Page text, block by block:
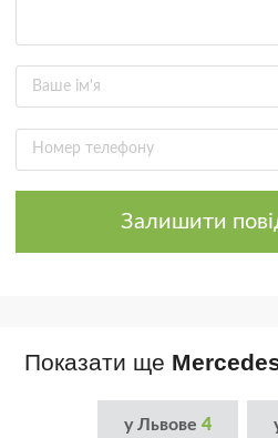
Залишити
Показати ще
у Львове 4